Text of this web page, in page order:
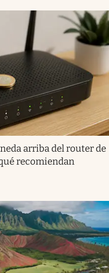
arriba del router de
recomiendan